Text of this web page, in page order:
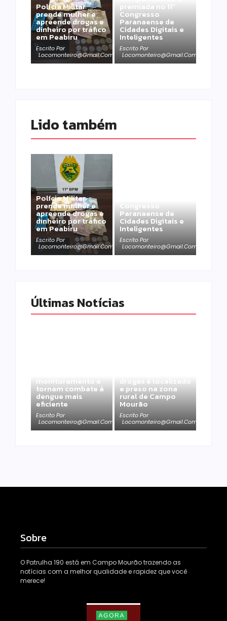
Polícia Militar
prende mulher e
apreende drogas e
dinheiro por tráfico
em Peabiru
Escrito Por
Locomonteiro@gmail.com
premiada no 11º
Congresso
Paranaense de
Cidades Digitais e
Inteligentes
Escrito Por
Locomonteiro@gmail.com
Lido também
Polícia Militar
prende mulher e
apreende drogas e
dinheiro por tráfico
em Peabiru
Escrito Por
Locomonteiro@gmail.com
Congresso
Paranaense de
Cidades Digitais e
Inteligentes
Escrito Por
Locomonteiro@gmail.com
Últimas Notícias
monitoramento e
tornam combate à
dengue mais
eficiente
Escrito Por
Locomonteiro@gmail.com
drogas é localizado
e preso na zona
rural de Campo
Mourão
Escrito Por
Locomonteiro@gmail.com
Sobre
O Patrulha 190 está em Campo Mourão trazendo as
notícias com a melhor qualidade e rapidez que você
merece!